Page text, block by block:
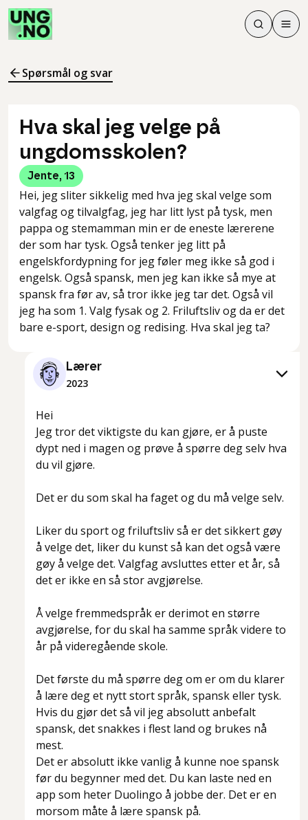
Søk
Søk
Meny
Spørsmål og svar
Hva skal jeg velge på
ungdomsskolen?
Jente, 13
Hei, jeg sliter sikkelig med hva jeg skal velge som
valgfag og tilvalgfag, jeg har litt lyst på tysk, men
pappa og stemamman min er de eneste lærerene
der som har tysk. Også tenker jeg litt på
engelskfordypning for jeg føler meg ikke så god i
engelsk. Også spansk, men jeg kan ikke så mye at
spansk fra før av, så tror ikke jeg tar det. Også vil
jeg ha som 1. Valg fysak og 2. Friluftsliv og da er det
bare e-sport, design og redising. Hva skal jeg ta?
Lærer
2023
Hei
Jeg tror det viktigste du kan gjøre, er å puste
dypt ned i magen og prøve å spørre deg selv hva
du vil gjøre.
Det er du som skal ha faget og du må velge selv.
Liker du sport og friluftsliv så er det sikkert gøy
å velge det, liker du kunst så kan det også være
gøy å velge det. Valgfag avsluttes etter et år, så
det er ikke en så stor avgjørelse.
Å velge fremmedspråk er derimot en større
avgjørelse, for du skal ha samme språk videre to
år på videregående skole.
Det første du må spørre deg om er om du klarer
å lære deg et nytt stort språk, spansk eller tysk.
Hvis du gjør det så vil jeg absolutt anbefalt
spansk, det snakkes i flest land og brukes nå
mest.
Det er absolutt ikke vanlig å kunne noe spansk
før du begynner med det. Du kan laste ned en
app som heter Duolingo å jobbe der. Det er en
morsom måte å lære spansk på.